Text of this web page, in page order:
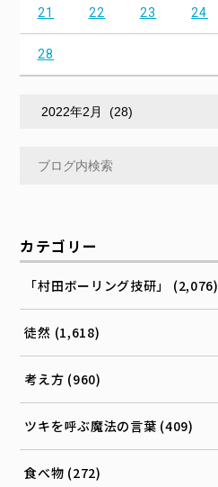
21 22 23 24
28
カテゴリー
「村田ボーリング技研」 (2,076)
徒然 (1,618)
考え方 (960)
ツキを呼ぶ魔法の言葉 (409)
食べ物 (272)